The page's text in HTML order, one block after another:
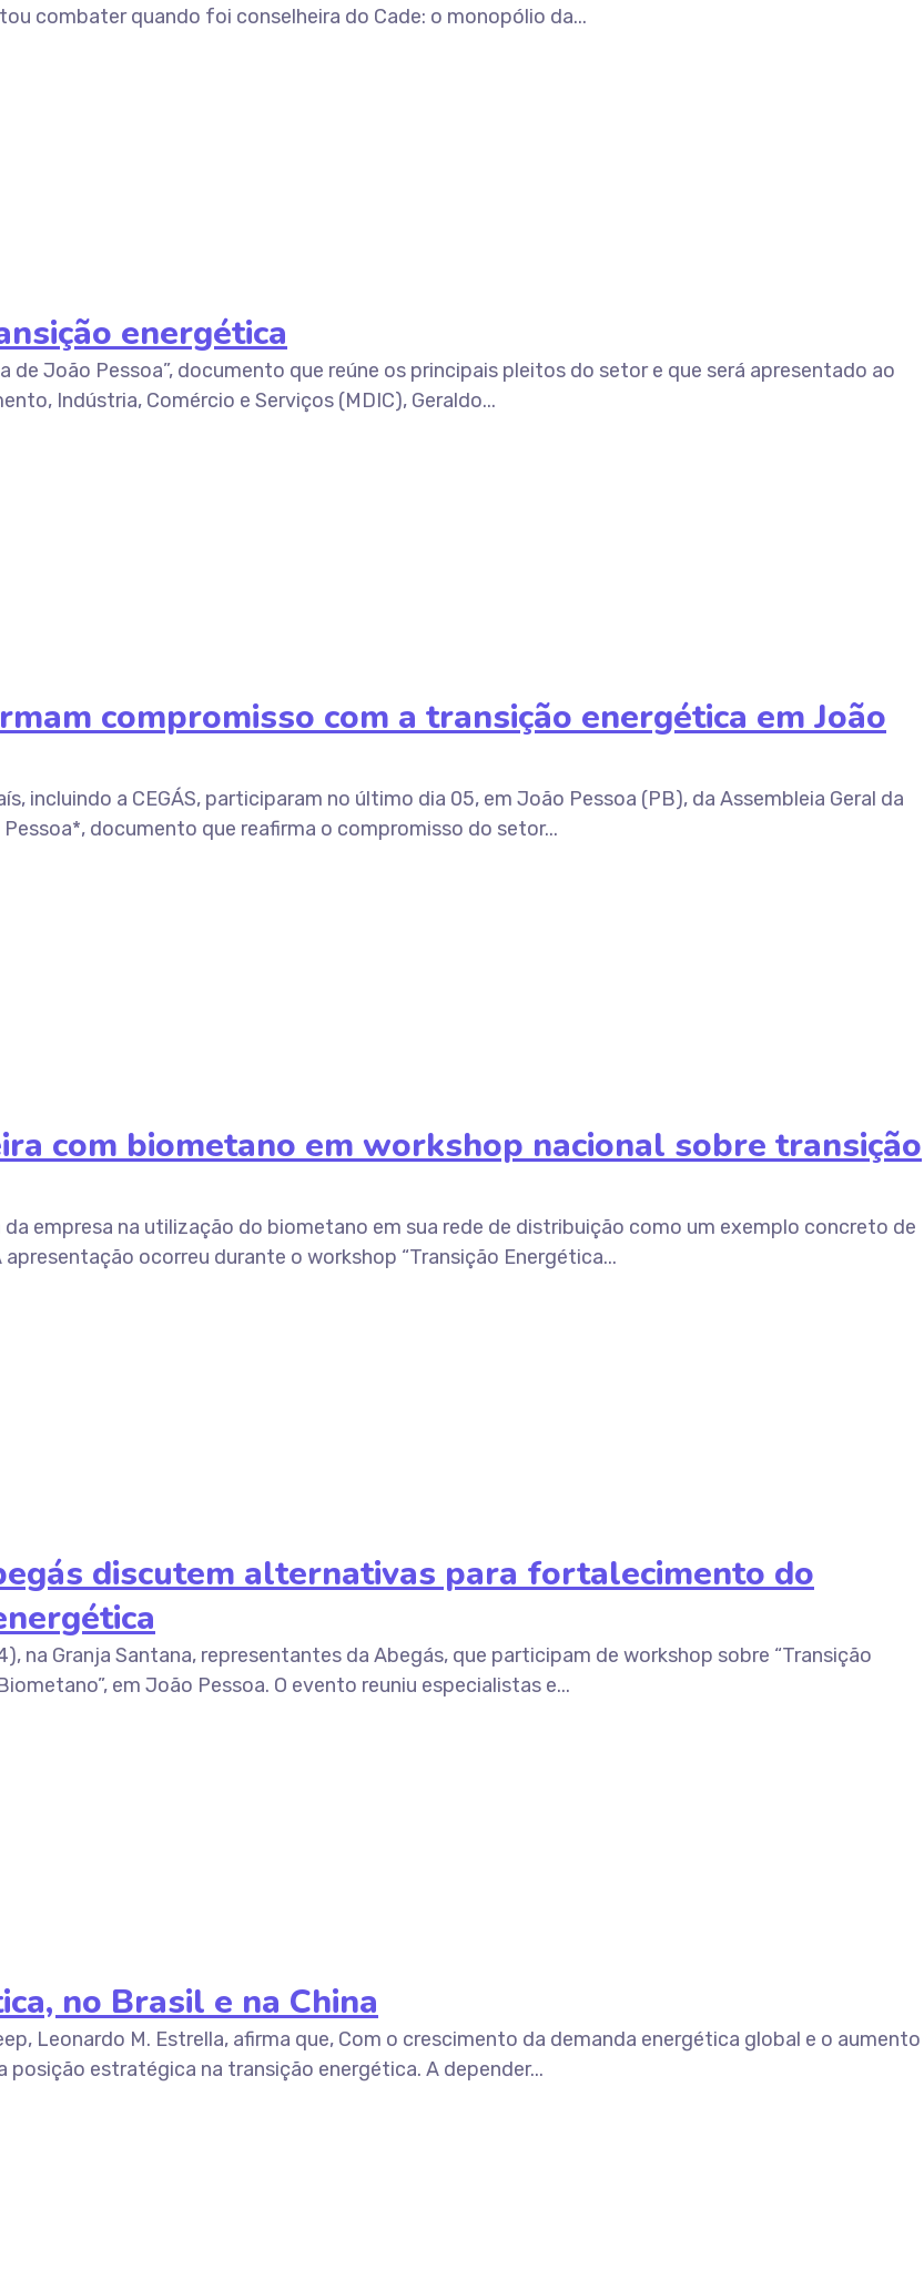
combater quando foi conselheira do Cade: o monopólio da...
energética
de João Pessoa”, documento que reúne os principais pleitos do setor e que será apresentado ao
Indústria, Comércio e Serviços (MDIC), Geraldo...
compromisso com a transição energética em João
incluindo a CEGÁS, participaram no último dia 05, em João Pessoa (PB), da Assembleia Geral da
documento que reafirma o compromisso do setor...
com biometano em workshop nacional sobre transição
da empresa na utilização do biometano em sua rede de distribuição como um exemplo concreto de
ocorreu durante o workshop “Transição Energética...
discutem alternativas para fortalecimento do
na Granja Santana, representantes da Abegás, que participam de workshop sobre “Transição
em João Pessoa. O evento reuniu especialistas e...
no Brasil e na China
Leonardo M. Estrella, afirma que, Com o crescimento da demanda energética global e o aumento
estratégica na transição energética. A depender...